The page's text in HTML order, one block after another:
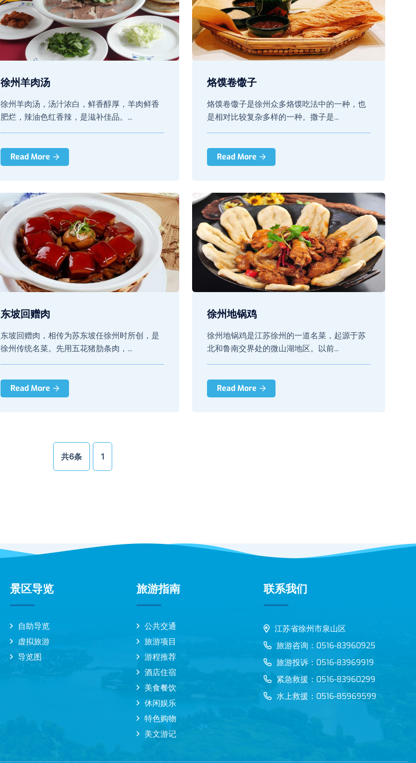
徐州羊肉汤
徐州羊肉汤，汤汁浓白，鲜香醇厚，羊肉鲜香
肥烂，辣油色红香辣，是滋补佳品。...
Read More
烙馍卷馓子
烙馍卷馓子是徐州众多烙馍吃法中的一种，也
是相对比较复杂多样的一种。撒子是...
Read More
东坡回赠肉
东坡回赠肉，相传为苏东坡任徐州时所创，是
徐州传统名菜。先用五花猪肋条肉，...
Read More
徐州地锅鸡
徐州地锅鸡是江苏徐州的一道名菜，起源于苏
北和鲁南交界处的微山湖地区。以前...
Read More
共6条 1
景区导览
自助导览
虚拟旅游
导览图
旅游指南
公共交通
旅游项目
游程推荐
酒店住宿
美食餐饮
休闲娱乐
特色购物
美文游记
联系我们
江苏省徐州市泉山区
旅游咨询：0516-83960925
旅游投诉：0516-83969919
紧急救援：0516-83960299
水上救援：0516-85969599